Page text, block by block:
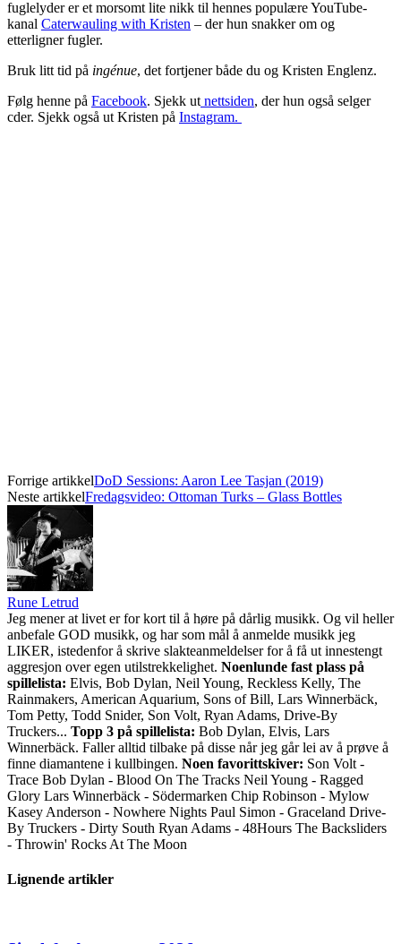
fuglelyder er et morsomt lite nikk til hennes populære YouTube-
kanal Caterwauling with Kristen – der hun snakker om og
etterligner fugler.
Bruk litt tid på ingénue, det fortjener både du og Kristen Englenz.
Følg henne på Facebook. Sjekk ut nettsiden, der hun også selger
cder. Sjekk også ut Kristen på Instagram.
Forrige artikkelDoD Sessions: Aaron Lee Tasjan (2019)
Neste artikkelFredagsvideo: Ottoman Turks – Glass Bottles
Rune Letrud
Jeg mener at livet er for kort til å høre på dårlig musikk. Og vil heller
anbefale GOD musikk, og har som mål å anmelde musikk jeg
LIKER, istedenfor å skrive slakteanmeldelser for å få ut innestengt
aggresjon over egen utilstrekkelighet. Noenlunde fast plass på
spillelista: Elvis, Bob Dylan, Neil Young, Reckless Kelly, The
Rainmakers, American Aquarium, Sons of Bill, Lars Winnerbäck,
Tom Petty, Todd Snider, Son Volt, Ryan Adams, Drive-By
Truckers... Topp 3 på spillelista: Bob Dylan, Elvis, Lars
Winnerbäck. Faller alltid tilbake på disse når jeg går lei av å prøve å
finne diamantene i kullbingen. Noen favorittskiver: Son Volt -
Trace Bob Dylan - Blood On The Tracks Neil Young - Ragged
Glory Lars Winnerbäck - Södermarken Chip Robinson - Mylow
Kasey Anderson - Nowhere Nights Paul Simon - Graceland Drive-
By Truckers - Dirty South Ryan Adams - 48Hours The Backsliders
- Throwin' Rocks At The Moon
Lignende artikler